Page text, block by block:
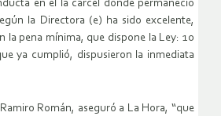
en el la cárcel donde permaneció
la Directora (e) ha sido excelente,
la pena mínima, que dispone la Ley: 10
ya cumplió, dispusieron la inmediata
Román, aseguró a La Hora, “que